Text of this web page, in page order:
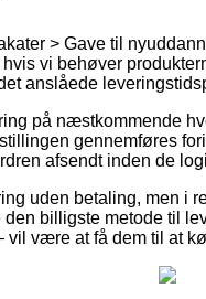
> Gave til
vi behøver
anslåede
på næstkommende
gennemføres
afsendt inden de
uden betaling, men i
billigste metode til
vil være at få dem til at